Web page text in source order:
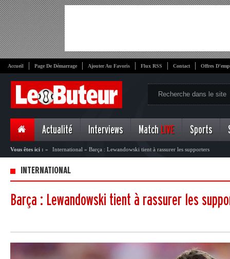
Accueil Page De Démarrage Ajouter Au Favoris Flux RSS Contact Offres
Actualité Interviews Match LIVE Sports
Vous êtes ici : » International » Barça : Lewandowski tient à rassurer les supporters
INTERNATIONAL
Barça : Lewandowski tient à rassurer les